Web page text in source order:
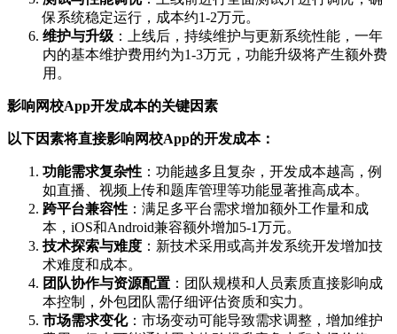
保系统稳定运行，成本约1-2万元。
维护与升级 ：上线后，持续维护与更新系统性能，一年
内的基本维护费用约为1-3万元，功能升级将产生额外费
用。
影响网校App开发成本的关键因素
以下因素将直接影响网校App的开发成本：
功能需求复杂性 ：功能越多且复杂，开发成本越高，例
如直播、视频上传和题库管理等功能显著推高成本。
跨平台兼容性 ：满足多平台需求增加额外工作量和成
本，iOS和Android兼容额外增加5-1万元。
技术探索与难度 ：新技术采用或高并发系统开发增加技
术难度和成本。
团队协作与资源配置 ：团队规模和人员素质直接影响成
本控制，外包团队需仔细评估资质和实力。
市场需求变化：市场变动可能导致需求调整，增加维护